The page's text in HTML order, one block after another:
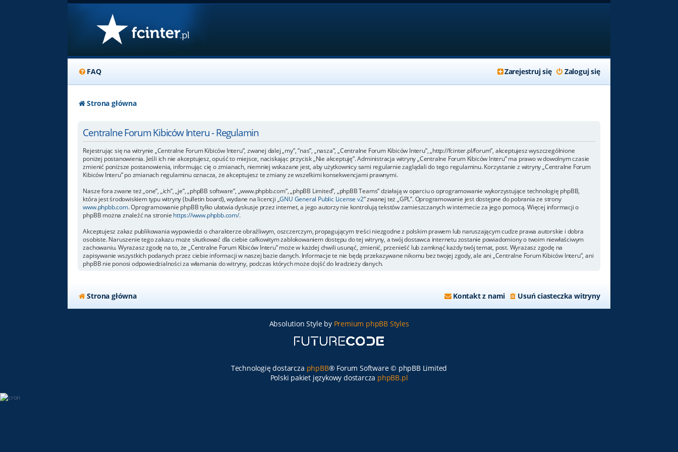
FAQ Zaloguj się
Zarejestruj się
Strona główna
Centralne Forum Kibiców Interu - Regulamin
Rejestrując się na witrynie „Centralne Forum Kibiców Interu”, zwanej dalej „my”, ”nas”, „nasza”, „Centralne Forum Kibiców Interu”, „http://fcinter.pl/forum”, akceptujesz wyszczególnione
poniżej postanowienia. Jeśli ich nie akceptujesz, opuść to miejsce, naciskając przycisk „Nie akceptuję”. Administracja witryny „Centralne Forum Kibiców Interu” ma prawo w dowolnym czasie
zmienić poniższe postanowienia, informując cię o zmianach, niemniej wskazane jest, aby użytkownicy sami regularnie zaglądali do tego regulaminu. Korzystanie z witryny „Centralne Forum
Kibiców Interu” po zmianach regulaminu oznacza, że akceptujesz te zmiany ze wszelkimi konsekwencjami prawnymi.
Nasze fora zwane też „one”, „ich”, „je”, „phpBB software”, „www.phpbb.com”, „phpBB Limited”, „phpBB Teams” działają w oparciu o oprogramowanie wykorzystujące technologię phpBB,
która jest środowiskiem typu witryny (bulletin board), wydane na licencji „GNU General Public License v2” zwanej też „GPL”. Oprogramowanie jest dostępne do pobrania ze strony
www.phpbb.com. Oprogramowanie phpBB tylko ułatwia dyskusje przez internet, a jego autorzy nie kontrolują tekstów zamieszczanych w internecie za jego pomocą. Więcej informacji o
phpBB można znaleźć na stronie https://www.phpbb.com/.
Akceptujesz zakaz publikowania wypowiedzi o charakterze obraźliwym, oszczerczym, propagującym treści niezgodne z polskim prawem lub naruszającym cudze prawa autorskie i dobra
osobiste. Naruszenie tego zakazu może skutkować dla ciebie całkowitym zablokowaniem dostępu do tej witryny, a twój dostawca internetu zostanie powiadomiony o twoim niewłaściwym
zachowaniu. Wyrażasz zgodę na to, że „Centralne Forum Kibiców Interu” może w każdej chwili usunąć, zmienić, przenieść lub zamknąć każdy twój temat, post. Wyrażasz zgodę na
zapisywanie wszystkich podanych przez ciebie informacji w naszej bazie danych. Informacje te nie będą przekazywane nikomu bez twojej zgody, ale ani „Centralne Forum Kibiców Interu”, ani
phpBB nie ponosi odpowiedzialności za włamania do witryny, podczas których może dojść do kradzieży danych.
Strona główna Usuń ciasteczka witryny
Kontakt z nami
Absolution Style by Premium phpBB Styles
Technologię dostarcza phpBB® Forum Software © phpBB Limited
Polski pakiet językowy dostarcza phpBB.pl